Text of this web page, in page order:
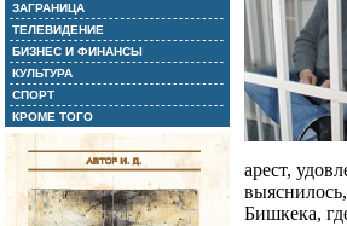
ЗАГРАНИЦА
ТЕЛЕВИДЕНИЕ
БИЗНЕС И ФИНАНСЫ
КУЛЬТУРА
СПОРТ
КРОМЕ ТОГО
арест,
Бишкека,